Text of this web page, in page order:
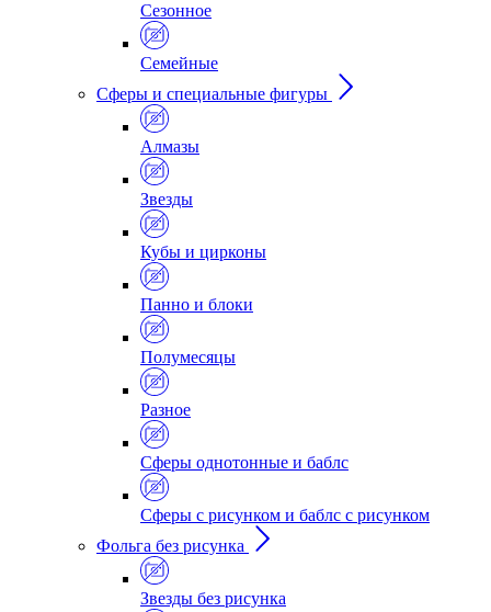
Сезонное
Семейные
Сферы и специальные фигуры
Алмазы
Звезды
Кубы и цирконы
Панно и блоки
Полумесяцы
Разное
Сферы однотонные и баблс
Сферы с рисунком и баблс с рисунком
Фольга без рисунка
Звезды без рисунка